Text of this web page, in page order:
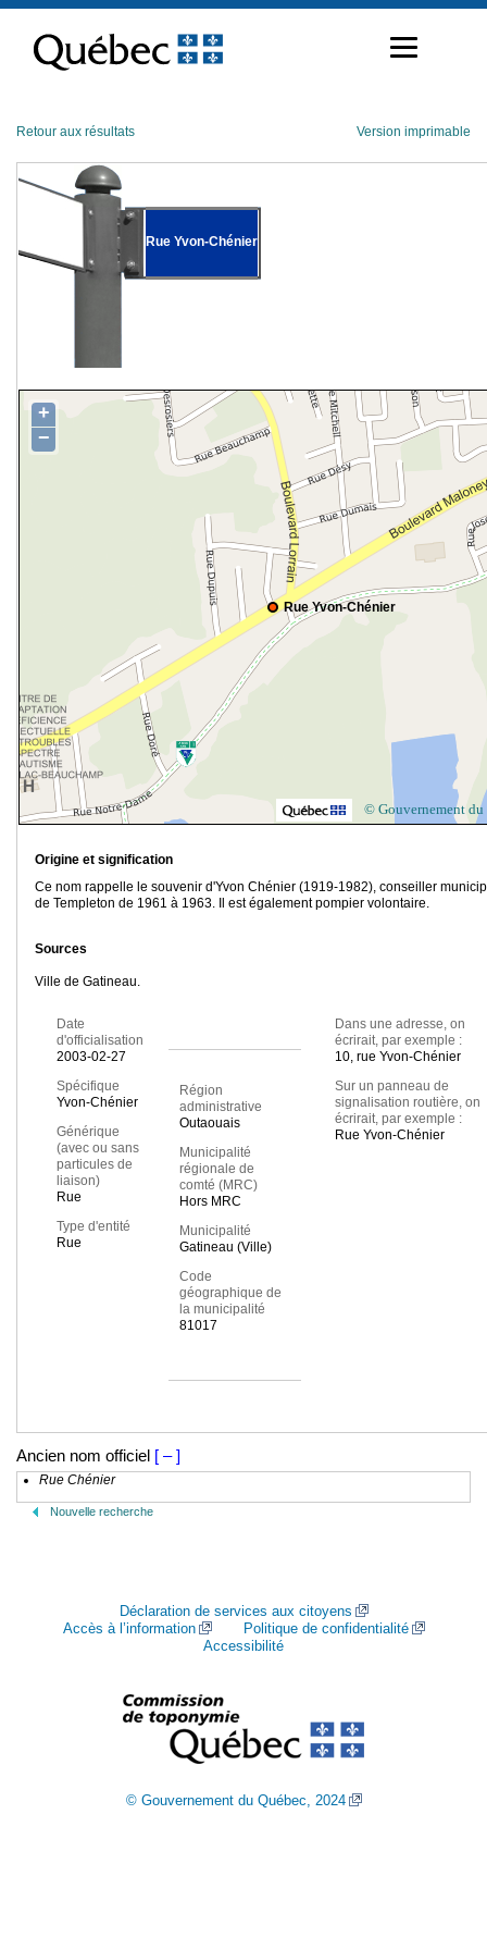
contenu
Retour aux résultats Version imprimable
Rue Yvon-Chénier
Rue Yvon-Chénier
+
−
© Gouvernement du
Origine et signification
Ce nom rappelle le souvenir d'Yvon Chénier (1919-1982), conseiller
de Templeton de 1961 à 1963. Il est également pompier volontaire.
Sources
Ville de Gatineau.
Date
d'officialisation
2003-02-27
Spécifique
Yvon-Chénier
Générique
(avec ou sans
particules de
liaison)
Rue
Type d'entité
Rue
Région
administrative
Outaouais
Municipalité
régionale de
comté (MRC)
Hors MRC
Municipalité
Gatineau (Ville)
Code
géographique de
la municipalité
81017
Dans une adresse, on
écrirait, par exemple :
10, rue Yvon-Chénier
Sur un panneau de
signalisation routière, on
écrirait, par exemple :
Rue Yvon-Chénier
Ancien nom officiel [ – ]
Rue Chénier
Nouvelle recherche
Déclaration de services aux citoyens
Accès à l’information
Politique de confidentialité
Accessibilité
© Gouvernement du Québec, 2024